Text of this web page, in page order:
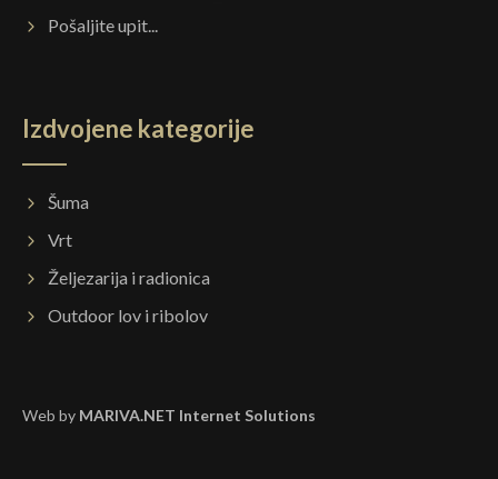
Pošaljite upit...
Izdvojene kategorije
Šuma
Vrt
Željezarija i radionica
Outdoor lov i ribolov
Web by MARIVA.NET Internet Solutions